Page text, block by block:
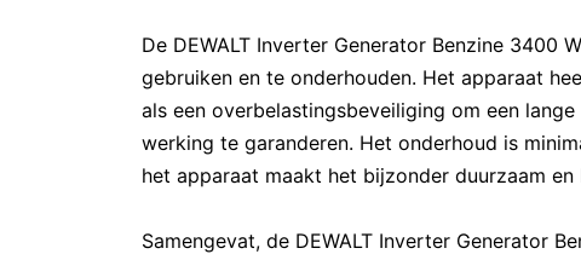
De DEWALT Inverter Generator Benzine 3400
gebruiken en te onderhouden. Het apparaat
als een overbelastingsbeveiliging om een
werking te garanderen. Het onderhoud is
het apparaat maakt het bijzonder duurzaam en
Samengevat, de DEWALT Inverter Generator